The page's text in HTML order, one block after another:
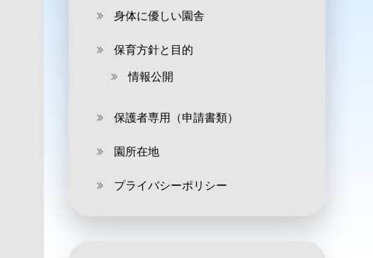
身体に優しい園舎
保育方針と目的
情報公開
保護者専用（申請書類）
園所在地
プライバシーポリシー